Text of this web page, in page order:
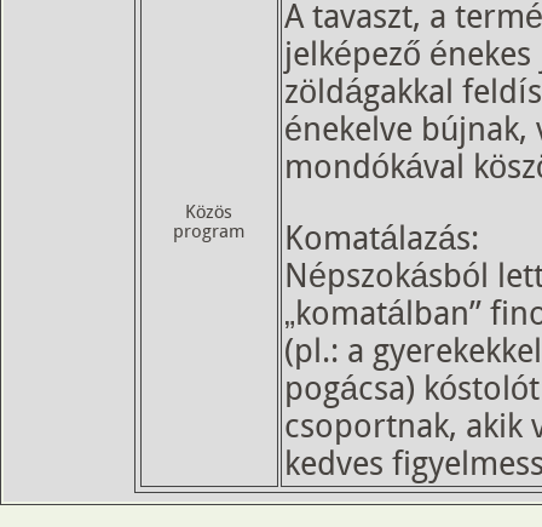
Közös
program
A tavaszt, a
jelképező
zöldágakkal
énekelve bújnak,
mondókával
Komatálazás:
Népszokásból
„komatálban”
(pl.: a
pogácsa)
csoportnak, akik
kedves